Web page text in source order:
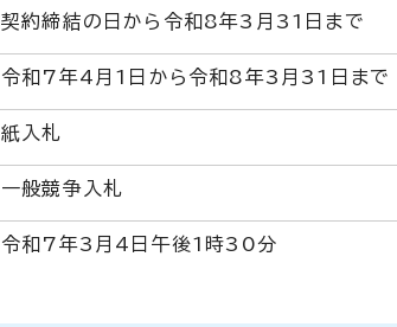
契約締結の日から令和8年3月31日まで
令和7年4月1日から令和8年3月31日まで
紙入札
一般競争入札
令和7年3月4日午後1時30分